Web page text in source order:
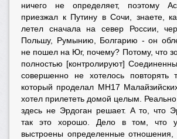
ничего не определяет, поэтому
приезжал к Путину в Сочи, знаете,
летел сначала на север России,
Польшу, Румынию, Болгарию - он
не пошел на Юг, почему? Потому, что
полностью [контролируют]
совершенно не хотелось повторять
который проделал МН17
хотел прилететь домой целым.
здесь не Эрдоган решает. А то, что
так это хорошо. Дело в том, что
выстроены определенные отношения,